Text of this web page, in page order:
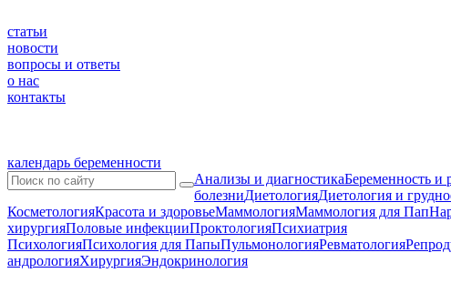
статьи
новости
вопросы и ответы
о нас
контакты
календарь беременности
Анализы и диагностикаБеременность и
болезниДиетологияДиетология и
КосметологияКрасота и здоровьеМаммологияМаммология для Пап
хирургияПоловые инфекцииПроктологияПсихиатрия
ПсихологияПсихология для ПапыПульмонологияРевматология
андрологияХирургияЭндокринология